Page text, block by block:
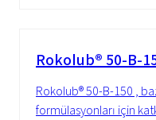
Rokolub® 50-B-
Rokolub® 50-B-150 ,
formülasyonları için